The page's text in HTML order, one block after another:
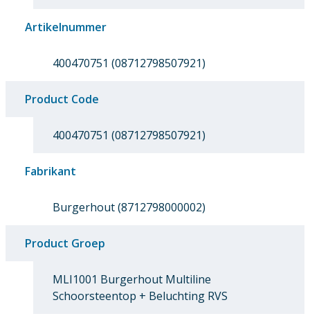
Artikelnummer
400470751 (08712798507921)
Product Code
400470751 (08712798507921)
Fabrikant
Burgerhout (8712798000002)
Product Groep
MLI1001 Burgerhout Multiline
Schoorsteentop + Beluchting RVS